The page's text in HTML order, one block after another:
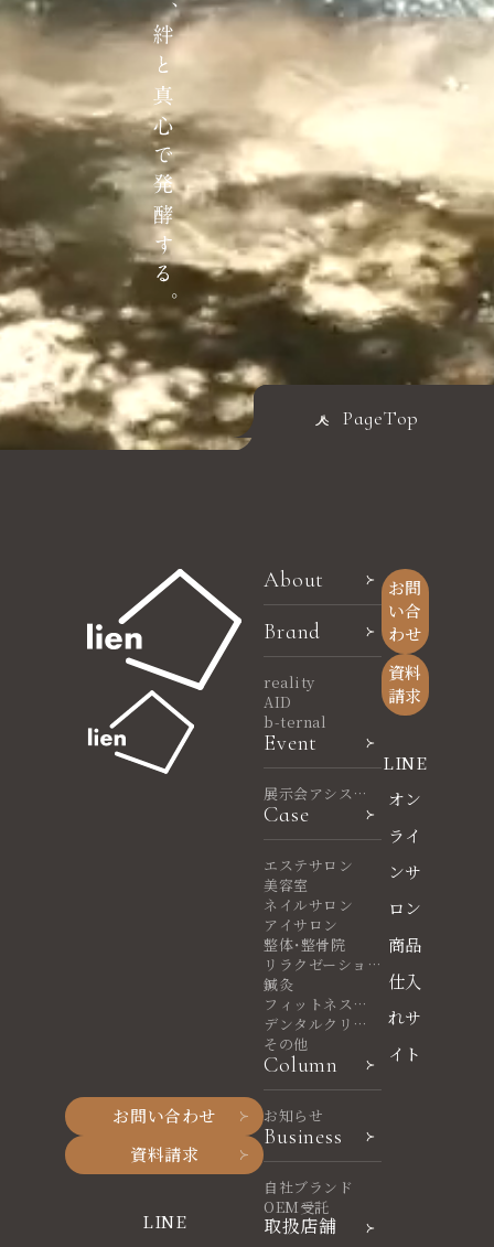
PageTop
お問い合わせ
資料請求
LINE
About
Brand
reality
AID
b-ternal
Event
展示会アシスタ
ント
Case
エステサロン
美容室
ネイルサロン
アイサロン
整体・整骨院
リラクゼーショ
ンサロン
鍼灸
フィットネスヨ
ガ
デンタルクリニ
ック
その他
Column
お知らせ
Business
自社ブランド
OEM受託
取扱店舗
お問
い合
わせ
資料
請求
LINE
オン
ライ
ンサ
ロン
商品
仕入
れサ
イト